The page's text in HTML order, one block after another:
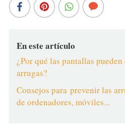
En este artículo
¿Por qué las pantallas
arrugas?
Consejos para prevenir las
de ordenadores, móviles...